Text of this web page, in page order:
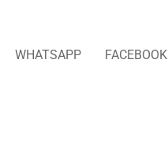
WHATSAPP FACEBOOK